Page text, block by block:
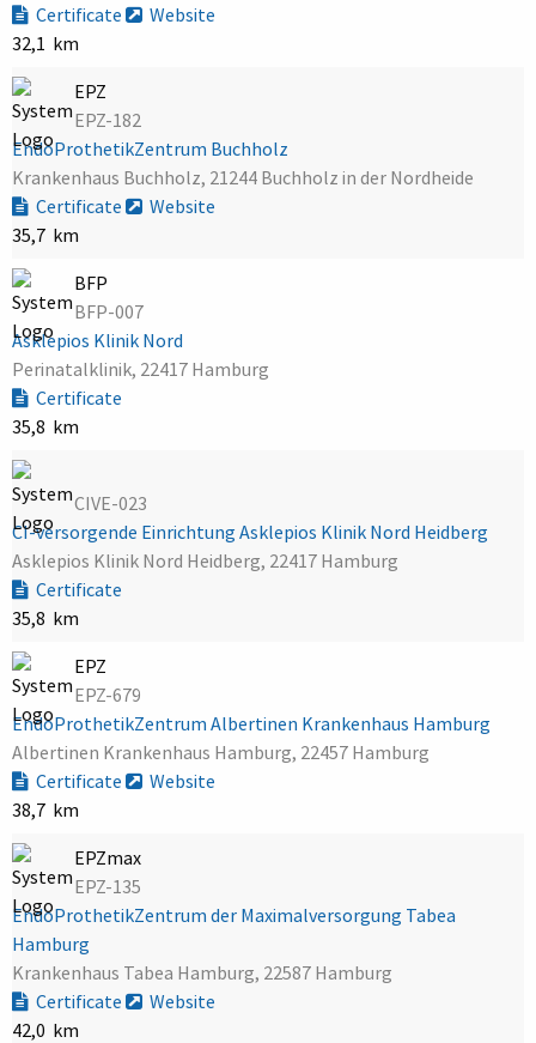
Certificate
Website
32,1 km
EPZ
EPZ-182
EndoProthetikZentrum Buchholz
Krankenhaus Buchholz, 21244 Buchholz in der Nordheide
Certificate
Website
35,7 km
BFP
BFP-007
Asklepios Klinik Nord
Perinatalklinik, 22417 Hamburg
Certificate
35,8 km
CIVE-023
CI-versorgende Einrichtung Asklepios Klinik Nord Heidberg
Asklepios Klinik Nord Heidberg, 22417 Hamburg
Certificate
35,8 km
EPZ
EPZ-679
EndoProthetikZentrum Albertinen Krankenhaus Hamburg
Albertinen Krankenhaus Hamburg, 22457 Hamburg
Certificate
Website
38,7 km
EPZmax
EPZ-135
EndoProthetikZentrum der Maximalversorgung Tabea
Hamburg
Krankenhaus Tabea Hamburg, 22587 Hamburg
Certificate
Website
42,0 km